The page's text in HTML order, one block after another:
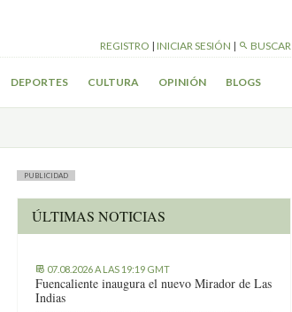
REGISTRO | INICIAR SESIÓN | BUSCAR
DEPORTES CULTURA OPINIÓN BLOGS
PUBLICIDAD
ÚLTIMAS NOTICIAS
07.08.2026 A LAS 19:19 GMT
Fuencaliente inaugura el nuevo Mirador de Las
Indias